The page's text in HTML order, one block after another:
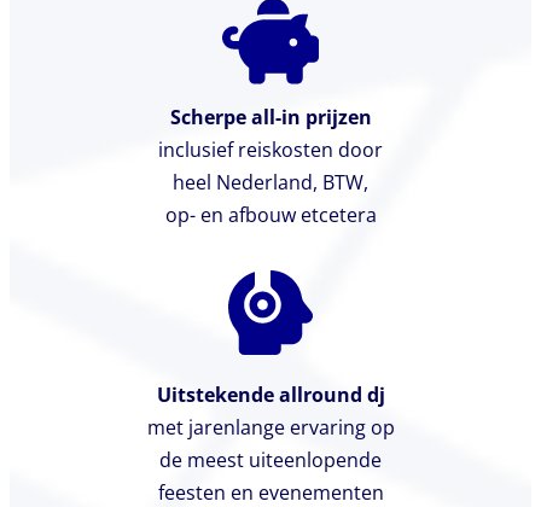
Scherpe all-in prijzen
inclusief reiskosten door
heel Nederland, BTW,
op- en afbouw etcetera
Uitstekende allround dj
met jarenlange ervaring op
de meest uiteenlopende
feesten en evenementen